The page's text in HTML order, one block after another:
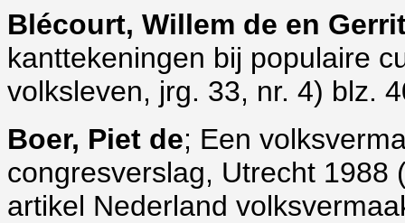
Blécourt, Willem de en
kanttekeningen bij populaire
volksleven, jrg. 33, nr. 4) blz.
Boer, Piet de; Een
congresverslag, Utrecht 1988
artikel Nederland